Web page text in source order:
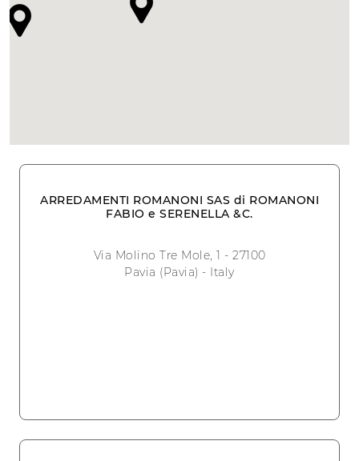
ARREDAMENTI ROMANONI SAS di ROMANONI
FABIO e SERENELLA &C.
Via Molino Tre Mole, 1 - 27100
Pavia (Pavia) - Italy